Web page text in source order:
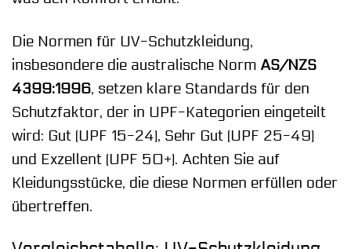
Die Normen für UV-Schutzkleidung,
insbesondere die australische Norm AS/NZS
4399:1996, setzen klare Standards für den
Schutzfaktor, der in UPF-Kategorien eingeteilt
wird: Gut (UPF 15-24), Sehr Gut (UPF 25-49)
und Exzellent (UPF 50+). Achten Sie auf
Kleidungsstücke, die diese Normen erfüllen oder
übertreffen.